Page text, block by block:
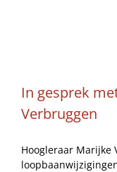
In gesprek
Verbruggen
Hoogleraar Marijke